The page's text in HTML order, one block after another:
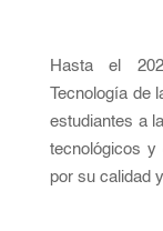
Hasta el
Tecnología de
estudiantes a
tecnológicos y
por su calidad